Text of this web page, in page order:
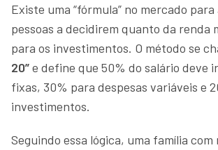
Existe uma “fórmula” no mercado
pessoas a decidirem quanto da renda
para os investimentos. O método se
20”e define que 50% do salário deve
fixas, 30% para despesas variáveis e
investimentos.
Seguindo essa lógica, uma família com